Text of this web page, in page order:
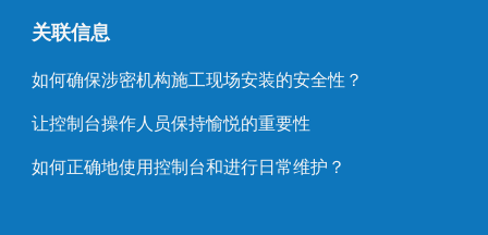
关联信息
如何确保涉密机构施工现场安装的安全性？
让控制台操作人员保持愉悦的重要性
如何正确地使用控制台和进行日常维护？